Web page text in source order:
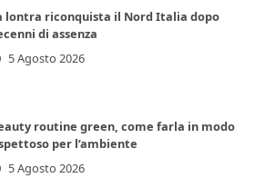
lontra riconquista il Nord Italia dopo
di assenza
5 Agosto 2026
routine green, come farla in modo
per l’ambiente
5 Agosto 2026